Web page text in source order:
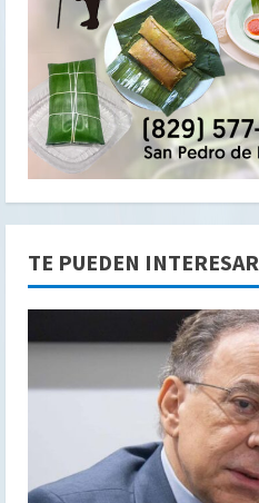
TE PUEDEN INTERESAR